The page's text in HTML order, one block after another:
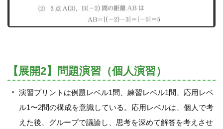
【展開2】問題演習（個人演習）
演習プリントは例題レベル1問、練習レベル1問、応用レベ
ル1〜2問の構成を意識している。応用レベルは、個人で考
えた後、グループで議論し、思考を深めて解答を考えさせ